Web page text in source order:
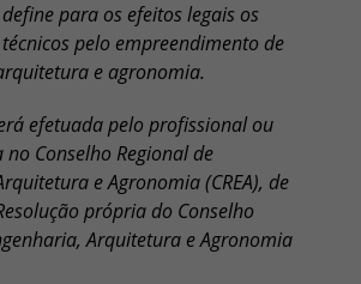
define para os efeitos legais os
pelo empreendimento de
e agronomia.
efetuada pelo profissional ou
Conselho Regional de
e Agronomia (CREA), de
própria do Conselho
Arquitetura e Agronomia